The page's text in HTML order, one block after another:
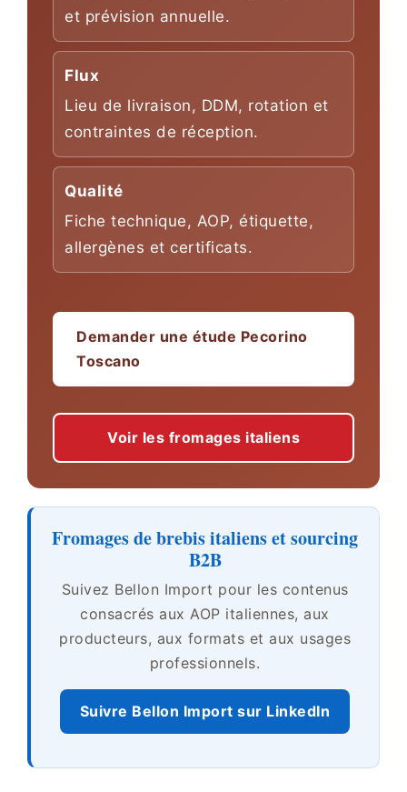
et prévision annuelle.
Flux
Lieu de livraison, DDM, rotation et
contraintes de réception.
Qualité
Fiche technique, AOP, étiquette,
allergènes et certificats.
Demander une étude Pecorino
Toscano
Voir les fromages italiens
Fromages de brebis italiens et sourcing
B2B
Suivez Bellon Import pour les contenus
consacrés aux AOP italiennes, aux
producteurs, aux formats et aux usages
professionnels.
Suivre Bellon Import sur LinkedIn